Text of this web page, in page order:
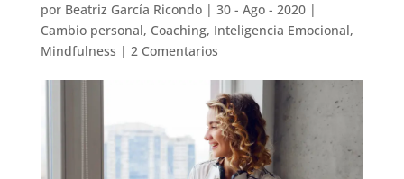
por Beatriz García Ricondo| 30 - Ago - 2020|
Cambio personal, Coaching, Inteligencia Emocional,
Mindfulness | 2 Comentarios